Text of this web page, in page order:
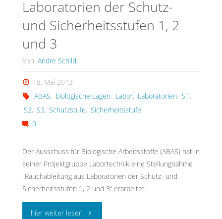
Bedrohungslage
–
Themenworkshop"
Laboratorien der Schutz-
und Sicherheitsstufen 1, 2
und 3
Von Andre Schild
18. Mai 2013
ABAS, biologische Lagen, Labor, Laboratorien, S1 ,
S2, S3, Schutzstufe, Sicherheitsstufe
0
Der Ausschuss für Biologische Arbeitsstoffe (ABAS) hat in
seiner Projektgruppe Labortechnik eine Stellungnahme
„Rauchableitung aus Laboratorien der Schutz- und
Sicherheitsstufen 1, 2 und 3“ erarbeitet.
hier weiter lesen"Rauchableitung